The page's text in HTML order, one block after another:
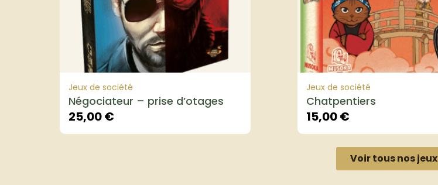
Jeux de société
Négociateur – prise d’otages
25,00€
Jeux de société
Chatpentiers
15,00€
Voir tous nos jeux